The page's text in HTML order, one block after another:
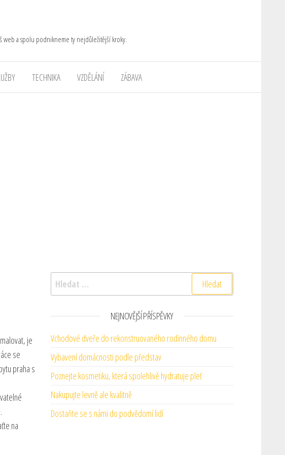
web a spolu podnikneme ty nejdůležitější kroky.
TECHNIKA VZDĚLÁNÍ ZÁBAVA
je
se
praha s
na
Vyhledávání
NEJNOVĚJŠÍ PŘÍSPĚVKY
Vchodové dveře do rekonstruovaného rodinného domu
Vybavení domácnosti podle představ
Poznejte kosmetiku, která spolehlivě hydratuje pleť
Nakupujte levně ale kvalitně
Dostaňte se s námi do podvědomí lidí